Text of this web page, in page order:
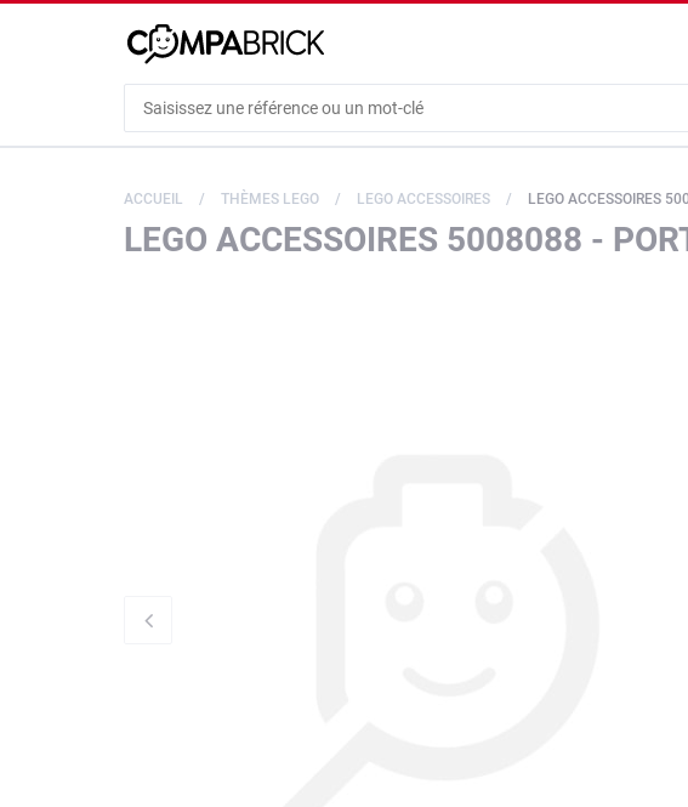
ACCUEIL THÈMES LEGO LEGO ACCESSOIRES LEGO ACCESSOIRES
LEGO ACCESSOIRES 5008088 -